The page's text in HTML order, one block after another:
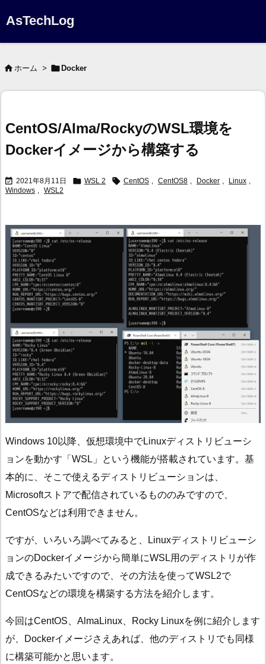
AsTechLog
 ホーム >  Docker
CentOS/Alma/RockyのWSL環境を
Dockerイメージから構築する
 2021年8月11日  WSL 2  CentOS , CentOS8 , Docker , Linux ,
Windows , WSL2
Windows 10以降、仮想環境中でLinuxディストリビューシ
ョンを動かす「WSL」という機能が搭載されています。基
本的に、そこで使えるディストリビューションは、
Microsoftストアで配信されているもののみですので、
CentOSなどは利用できません。
ですが、いろいろ調べてみると、Linuxディストリビューシ
ョンのDockerイメージから簡単にWSL用のディストリが作
成できるみたいですので、その方法を使ってWSL2で
CentOSなどの環境を構築する方法を紹介します。
今回はCentOS、AlmaLinux、Rocky Linuxを例に紹介します
が、Dockerイメージさえあれば、他のディストリでも同様
に構築可能かと思います。